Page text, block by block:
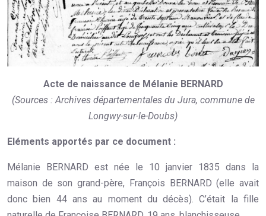
Acte de naissance de Mélanie BERNARD
(Sources : Archives départementales du Jura, commune de
Longwy-sur-le-Doubs)
Eléments apportés par ce document :
Mélanie BERNARD est née le 10 janvier 1835 dans la
maison de son grand-père, François BERNARD (elle avait
donc bien 44 ans au moment du décès). C’était la fille